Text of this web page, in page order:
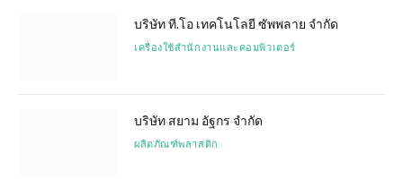
บริษัท ที.โอ เทคโนโลยี ซัพพลาย จำกัด
เครื่องใช้สำนักงานและคอมพิวเตอร์
บริษัท สยาม อัฐกร จำกัด
ผลิตภัณฑ์พลาสติก